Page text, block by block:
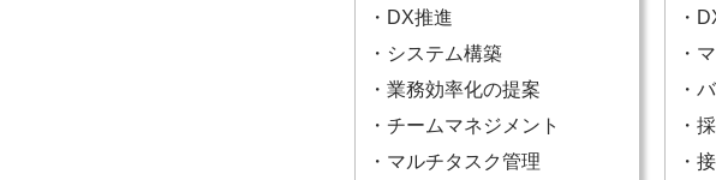
・DX推進
・システム構築
・業務効率化の提案
・チームマネジメント
・マルチタスク管理
・
・
・
・
・